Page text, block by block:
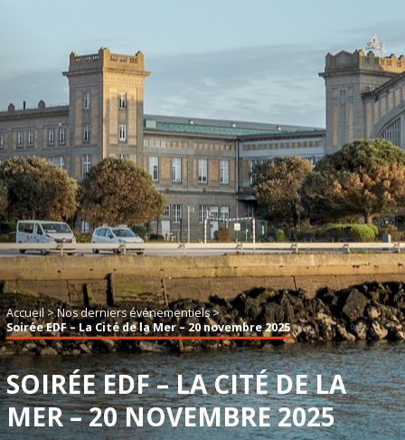
Accueil>Nos derniers événementiels>
Soirée EDF – La Cité de la Mer – 20 novembre 2025
SOIRÉE EDF – LA CITÉ DE LA
MER – 20 NOVEMBRE 2025